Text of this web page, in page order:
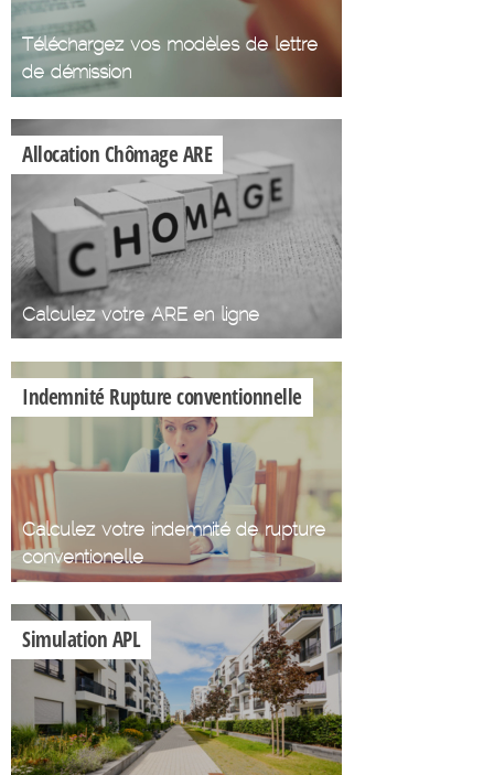
Téléchargez vos modèles de lettre
de démission
Allocation Chômage ARE
Calculez votre ARE en ligne
Indemnité Rupture conventionnelle
Calculez votre indemnité de rupture
conventionelle
Simulation APL